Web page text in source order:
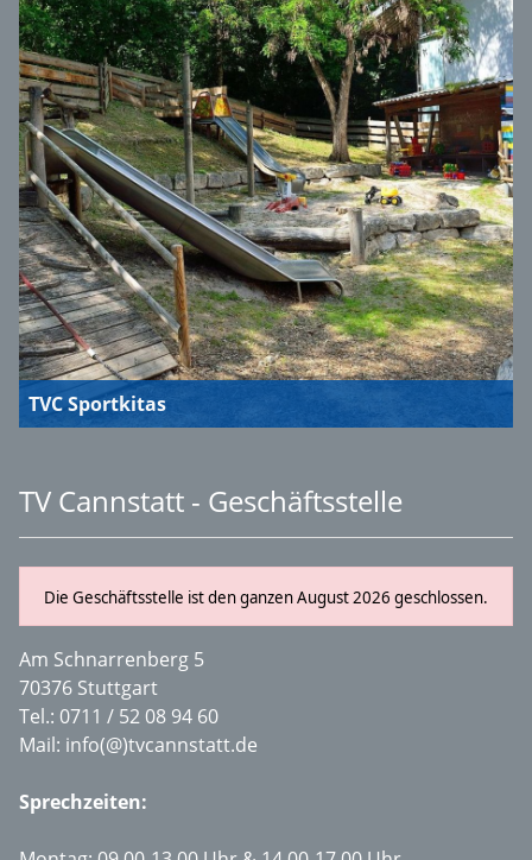
TVC Sportkitas
TV Cannstatt - Geschäftsstelle
Die Geschäftsstelle ist den ganzen August 2026 geschlossen.
Am Schnarrenberg 5
70376 Stuttgart
Tel.: 0711 / 52 08 94 60
Mail: info(@)tvcannstatt.de
Sprechzeiten: